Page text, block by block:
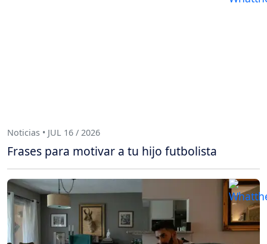
Noticias • JUL 16 / 2026
Frases para motivar a tu hijo futbolista